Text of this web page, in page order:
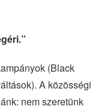
(Black
A közösségi
nem szeretünk